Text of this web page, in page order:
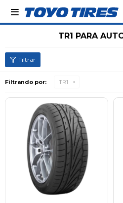

TR1 PARA
Filtrando por: TR1